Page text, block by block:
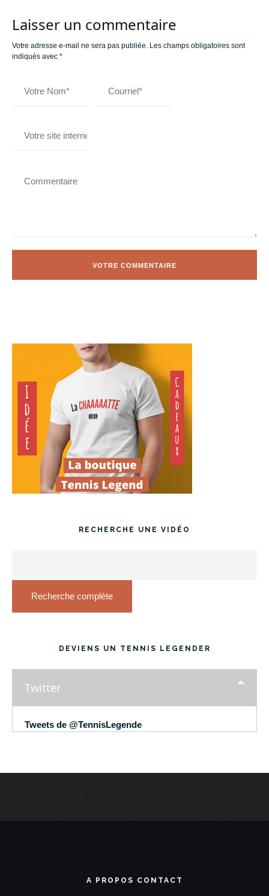
Laisser un commentaire
Votre adresse e-mail ne sera pas publiée. Les champs obligatoires sont
indiqués avec *
RECHERCHE UNE VIDÉO
Recherche complète
DEVIENS UN TENNIS LEGENDER
Twitter
Tweets de @TennisLegende
A PROPOS CONTACT